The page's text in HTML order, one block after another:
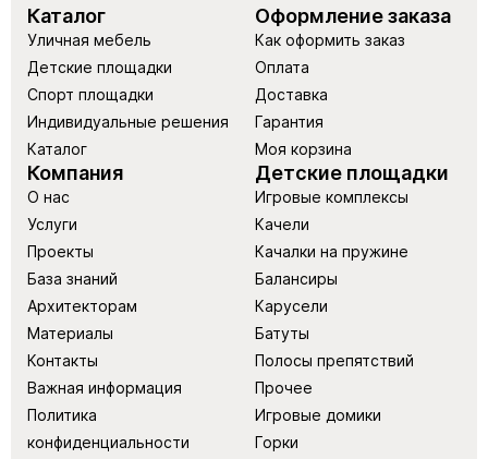
Каталог
Уличная мебель
Детские площадки
Спорт площадки
Индивидуальные решения
Каталог
Оформление заказа
Как оформить заказ
Оплата
Доставка
Гарантия
Моя корзина
Компания
О нас
Услуги
Проекты
База знаний
Архитекторам
Материалы
Контакты
Важная информация
Политика
конфиденциальности
Детские площадки
Игровые комплексы
Качели
Качалки на пружине
Балансиры
Карусели
Батуты
Полосы препятствий
Прочее
Игровые домики
Горки